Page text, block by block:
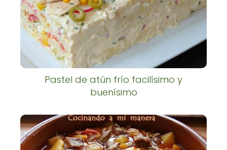
Pastel de atún frío facilísimo y
buenísimo